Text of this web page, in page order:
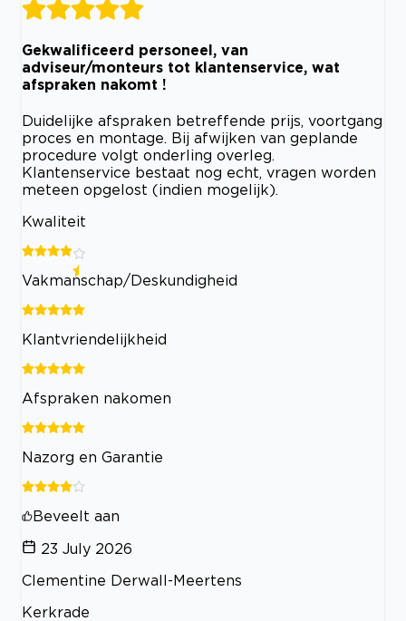
Gekwalificeerd personeel, van
adviseur/monteurs tot klantenservice, wat
afspraken nakomt !
Duidelijke afspraken betreffende prijs, voortgang
proces en montage. Bij afwijken van geplande
procedure volgt onderling overleg.
Klantenservice bestaat nog echt, vragen worden
meteen opgelost (indien mogelijk).
Kwaliteit
Vakmanschap/Deskundigheid
Klantvriendelijkheid
Afspraken nakomen
Nazorg en Garantie
Beveelt aan
23 July 2026
Clementine Derwall-Meertens
Kerkrade